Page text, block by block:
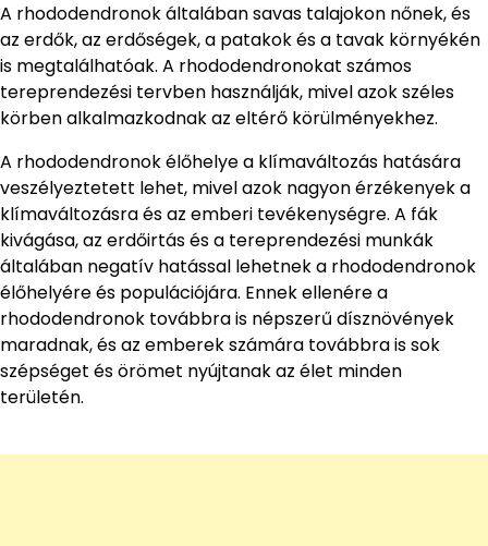
A rhododendronok általában savas talajokon nőnek, és
az erdők, az erdőségek, a patakok és a tavak környékén
is megtalálhatóak. A rhododendronokat számos
tereprendezési tervben használják, mivel azok széles
körben alkalmazkodnak az eltérő körülményekhez.
A rhododendronok élőhelye a klímaváltozás hatására
veszélyeztetett lehet, mivel azok nagyon érzékenyek a
klímaváltozásra és az emberi tevékenységre. A fák
kivágása, az erdőirtás és a tereprendezési munkák
általában negatív hatással lehetnek a rhododendronok
élőhelyére és populációjára. Ennek ellenére a
rhododendronok továbbra is népszerű dísznövények
maradnak, és az emberek számára továbbra is sok
szépséget és örömet nyújtanak az élet minden
területén.